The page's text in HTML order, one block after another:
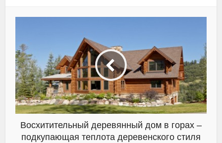
Восхитительный деревянный дом в горах –
подкупающая теплота деревенского стиля